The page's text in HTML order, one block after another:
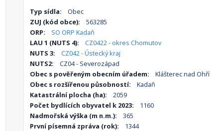
Typ sídla:
Obec
ZUJ (kód obce):
563285
ORP:
SO ORP Kadaň
LAU 1 (NUTS 4):
CZ0422 - okres Chomutov
NUTS 3:
CZ042 - Ústecký kraj
NUTS2:
CZ04 - Severozápad
Obec s pověřeným obecním úřadem:
Klášterec nad Ohří
Obec s rozšířenou působností:
Kadaň
Katastrální plocha (ha):
2059
Počet bydlících obyvatel k 2023:
1160
Nadmořská výška (m n.m.):
365
První písemná zpráva (rok):
1344